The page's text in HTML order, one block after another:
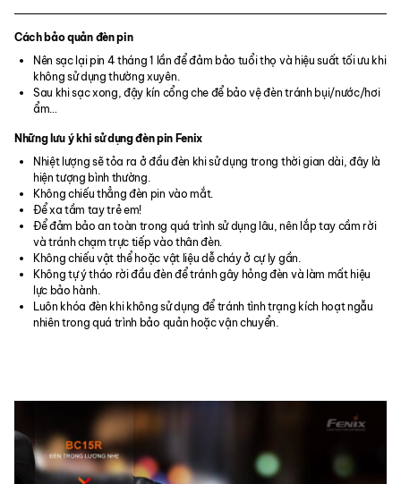
Cách bảo quản đèn pin
Nên sạc lại pin 4 tháng 1 lần để đảm bảo tuổi thọ và hiệu suất tối ưu khi
không sử dụng thường xuyên.
Sau khi sạc xong, đậy kín cổng che để bảo vệ đèn tránh bụi/nước/hơi
ẩm…
Những lưu ý khi sử dụng đèn pin Fenix
Nhiệt lượng sẽ tỏa ra ở đầu đèn khi sử dụng trong thời gian dài, đây là
hiện tượng bình thường.
Không chiếu thẳng đèn pin vào mắt.
Để xa tầm tay trẻ em!
Để đảm bảo an toàn trong quá trình sử dụng lâu, nên lắp tay cầm rời
và tránh chạm trực tiếp vào thân đèn.
Không chiếu vật thể hoặc vật liệu dễ cháy ở cự ly gần.
Không tự ý tháo rời đầu đèn để tránh gây hỏng đèn và làm mất hiệu
lực bảo hành.
Luôn khóa đèn khi không sử dụng để tránh tình trạng kích hoạt ngẫu
nhiên trong quá trình bảo quản hoặc vận chuyển.